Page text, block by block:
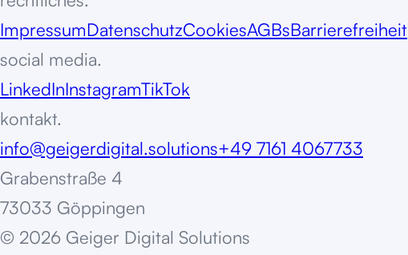
ImpressumDatenschutzCookiesAGBsBarrierefreiheit
social media.
LinkedInInstagramTikTok
kontakt.
info@geigerdigital.solutions+49 7161 4067733
Grabenstraße 4
73033 Göppingen
© 2026 Geiger Digital Solutions